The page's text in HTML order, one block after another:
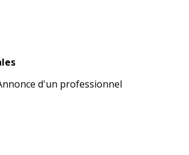
d'un professionnel